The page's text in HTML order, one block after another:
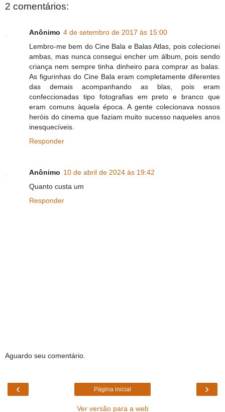
2 comentários:
Anônimo 4 de setembro de 2017 às 15:00
Lembro-me bem do Cine Bala e Balas Atlas, pois colecionei
ambas, mas nunca consegui encher um álbum, pois sendo
criança nem sempre tinha dinheiro para comprar as balas.
As figurinhas do Cine Bala eram completamente diferentes
das demais acompanhando as blas, pois eram
confeccionadas tipo fotografias em preto e branco que
eram comuns àquela época. A gente colecionava nossos
heróis do cinema que faziam muito sucesso naqueles anos
inesquecíveis.
Responder
Anônimo 10 de abril de 2024 às 19:42
Quanto custa um
Responder
Aguardo seu comentário.
‹ ›
Página inicial
Ver versão para a web